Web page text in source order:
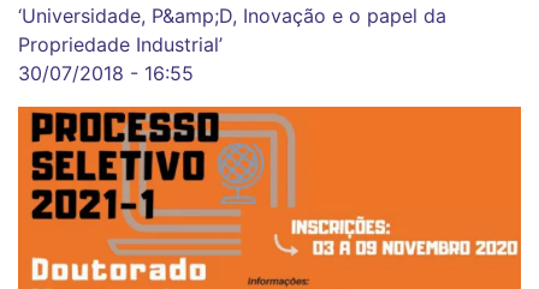
‘Universidade, P&amp;D, Inovação e o papel da
Propriedade Industrial’
30/07/2018 - 16:55